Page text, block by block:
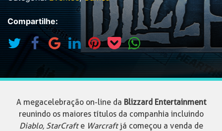
Compartilhe:
A megacelebração on-line da Blizzard Entertainment
reunindo os maiores títulos da companhia incluindo
Diablo, StarCrafteWarcraftjá começou a venda de